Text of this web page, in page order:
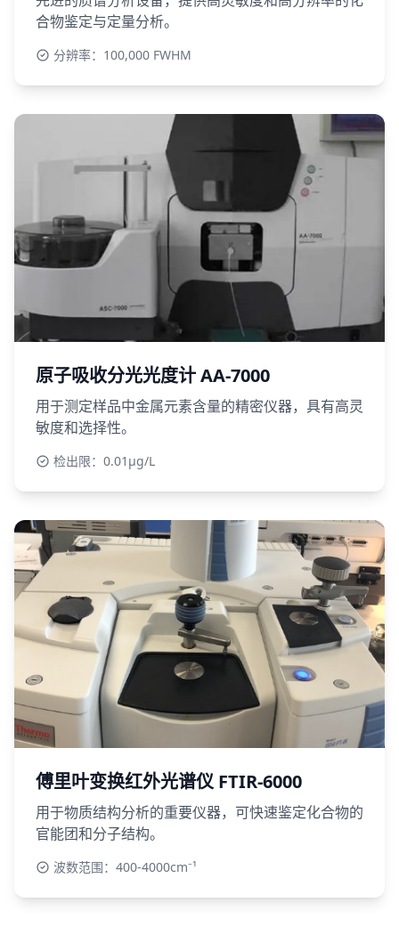
合物鉴定与定量分析。
分辨率：100,000 FWHM
原子吸收分光光度计 AA-7000
用于测定样品中金属元素含量的精密仪器，具有高灵
敏度和选择性。
检出限：0.01μg/L
傅里叶变换红外光谱仪 FTIR-6000
用于物质结构分析的重要仪器，可快速鉴定化合物的
官能团和分子结构。
波数范围：400-4000cm⁻¹